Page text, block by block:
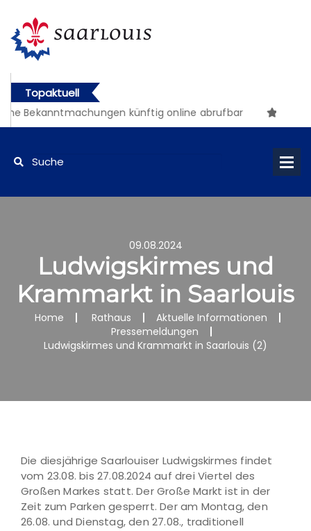
Topaktuell
Bekanntmachungen künftig online abrufbar
09.08.2024
Ludwigskirmes und
Krammarkt in Saarlouis
Home Rathaus
Aktuelle Informationen
Pressemeldungen
Ludwigskirmes und Krammarkt in Saarlouis (2)
Die diesjährige Saarlouiser Ludwigskirmes findet
vom 23.08. bis 27.08.2024 auf drei Viertel des
Großen Markes statt. Der Große Markt ist in der
Zeit zum Parken gesperrt. Der am Montag, den
26.08. und Dienstag, den 27.08., traditionell